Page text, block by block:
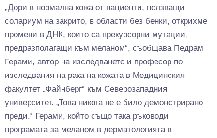
„Дори в нормална кожа от пациенти, ползващи
солариум на закрито, в области без бенки, открихме
промени в ДНК, които са прекурсорни мутации,
предразполагащи към меланом“, съобщава Педрам
Герами, автор на изследването и професор по
изследвания на рака на кожата в Медицинския
факултет „Файнберг“ към Северозападния
университет. „Това никога не е било демонстрирано
преди.“ Герами, който също така ръководи
програмата за меланом в дерматологията в